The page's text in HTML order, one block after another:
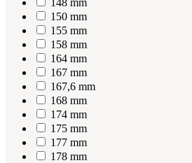
150 mm
155 mm
158 mm
164 mm
167 mm
167,6 mm
168 mm
174 mm
175 mm
177 mm
178 mm